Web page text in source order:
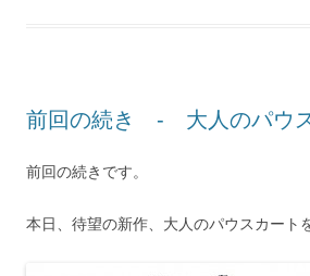
前回の続き ‐ 大人のパウ
前回の続きです。
本日、待望の新作、大人のパウスカート